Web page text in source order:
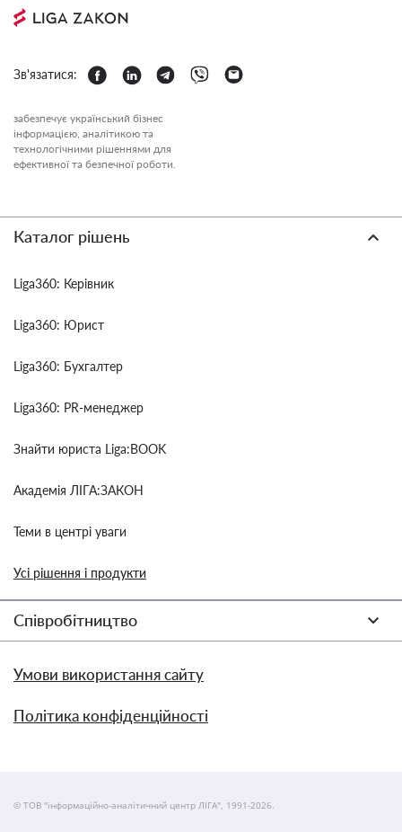
Зв'язатися:
забезпечує український бізнес
інформацією, аналітикою та
технологічними рішеннями для
ефективної та безпечної роботи.
Каталог рішень
Liga360: Керівник
Liga360: Юрист
Liga360: Бухгалтер
Liga360: PR-менеджер
Знайти юриста Liga:BOOK
Академія ЛІГА:ЗАКОН
Теми в центрі уваги
Усі рішення і продукти
Співробітництво
Умови використання сайту
Політика конфіденційності
© ТОВ "інформаційно-аналітичний центр ЛІГА", 1991-2026.